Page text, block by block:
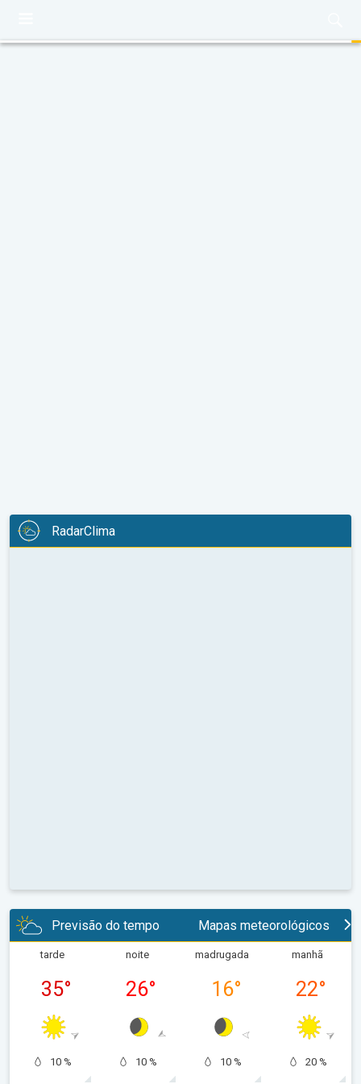
RadarClima
Previsão do tempo Mapas meteorológicos
tarde
35°
10 %
noite
26°
10 %
madrugada
16°
10 %
manhã
22°
20 %